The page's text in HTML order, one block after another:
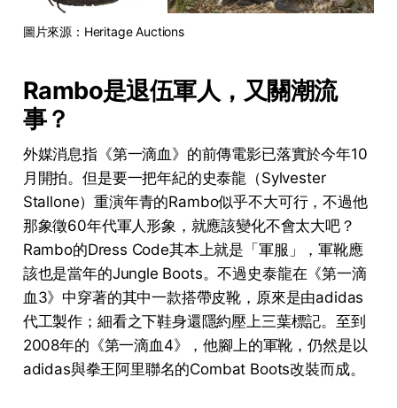
圖片來源：Heritage Auctions
Rambo是退伍軍人，又關潮流
事？
外媒消息指《第一滴血》的前傳電影已落實於今年10
月開拍。但是要一把年紀的史泰龍（Sylvester
Stallone）重演年青的Rambo似乎不大可行，不過他
那象徵60年代軍人形象，就應該變化不會太大吧？
Rambo的Dress Code其本上就是「軍服」，軍靴應
該也是當年的Jungle Boots。不過史泰龍在《第一滴
血3》中穿著的其中一款搭帶皮靴，原來是由adidas
代工製作；細看之下鞋身還隱約壓上三葉標記。至到
2008年的《第一滴血4》，他腳上的軍靴，仍然是以
adidas與拳王阿里聯名的Combat Boots改裝而成。